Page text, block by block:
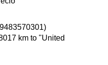
km to "United